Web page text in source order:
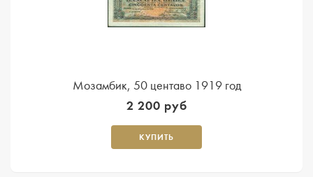
Мозамбик, 50 центаво 1919 год
2 200 руб
КУПИТЬ